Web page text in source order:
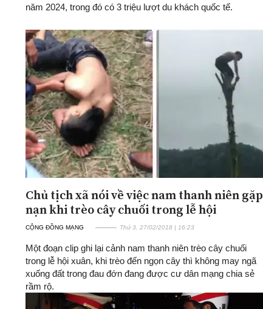
năm 2024, trong đó có 3 triệu lượt du khách quốc tế.
Chủ tịch xã nói về việc nam thanh niên gặp
nạn khi trèo cây chuối trong lễ hội
CỘNG ĐỒNG MẠNG Thứ 3, 27/02/2018 | 16:23
Một đoạn clip ghi lại cảnh nam thanh niên trèo cây chuối
trong lễ hội xuân, khi trèo đến ngọn cây thì không may ngã
xuống đất trong đau đớn đang được cư dân mạng chia sẻ
rầm rộ.